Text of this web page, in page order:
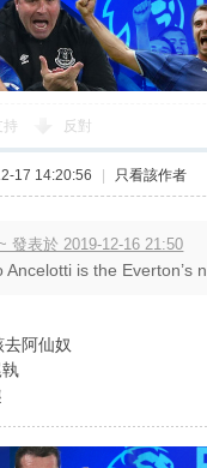
持 反對
17 14:20:56 只看該作者
發表於 2019-12-16 21:50
Ancelotti is the Everton’s
阿仙奴